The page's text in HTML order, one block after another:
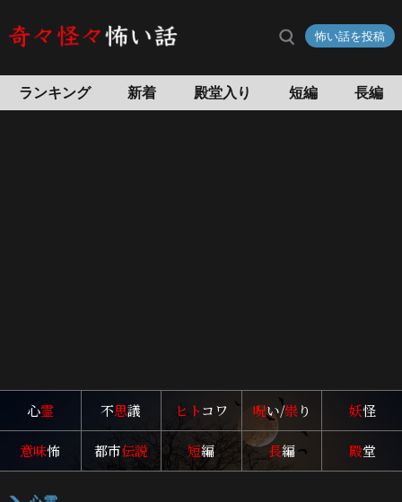
怖い話を投稿
ランキング 新着 殿堂入り 短編 長編
心霊 不思議 ヒトコワ 呪い/祟り 妖怪
意味怖 都市伝説 短編 長編 殿堂